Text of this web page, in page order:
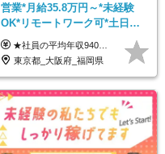
営業*月給35.8万円～*未経験
OK*リモートワーク可*土日祝
休み*年休123日以上*転職者全
員が収入UP
★社員の平均年収940万円（※2025年11月時点） ★転職者は全員収入アップを実現 ★入社半年で昇給した実績あり！ 【営業未経験】 月給35万8,000円～（固定残業代含む）＋インセンティブ ＋賞与年2回 【管理職候補】 月給40万円～100万円＋インセンティブ＋賞与年2回 ※固定残業代は、時間外労働の有無にかかわらず月25時間分（月5万8,000円～）を支給します。 ※上記を超える時間外労働分は、別途追加で支給します。 ＼月給額が高い理由について／ 当社が扱うのは、1件あたり100万円以上となる高単価な金融商品です。 そのため月給ベースも高く設定して社員に還元しています。 ＜試用期間中の給与＞※営業未経験の方 試用期間2カ月あり。 月給25万円＋営業手当5万円（資格取得後より日割り支給） ※残業代は別途全額支給します。 ※その他の待遇に差異はありません。 ★時短勤務も可能です ・7時間勤務：月給26万2,500円～＋インセンティブ＋賞与（年2回） ・6時間勤務：月給24万円～＋インセンティブ＋賞与（年2回） （時短勤務例）9:00-16:00、10:00-17:00など
東京都_大阪府_福岡県